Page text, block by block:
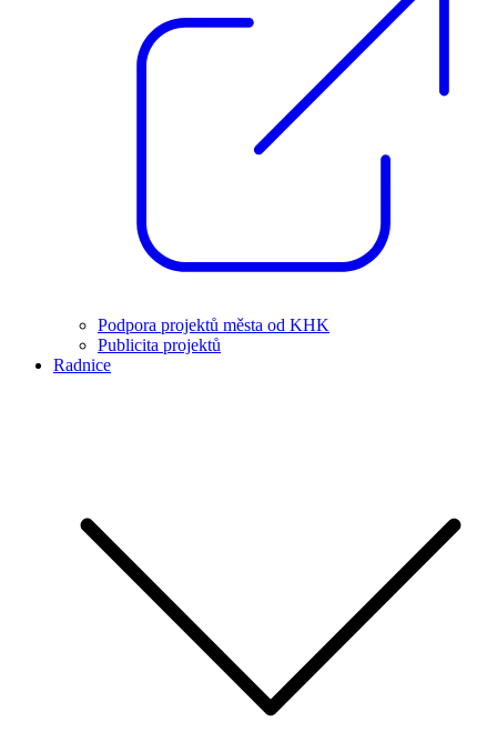
Podpora projektů města od KHK
Publicita projektů
Radnice